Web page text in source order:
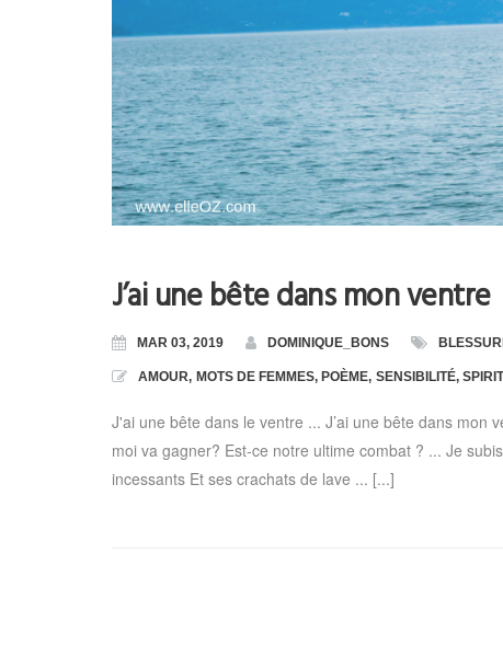
J’ai une bête dans mon ventre
MAR 03, 2019 DOMINIQUE_BONS
AMOUR, MOTS DE FEMMES, POÈME, SENSIBILITÉ,
J'ai une bête dans le ventre ... J’ai une bête dans mon
moi va gagner? Est-ce notre ultime combat ? ... Je
incessants Et ses crachats de lave ... [...]